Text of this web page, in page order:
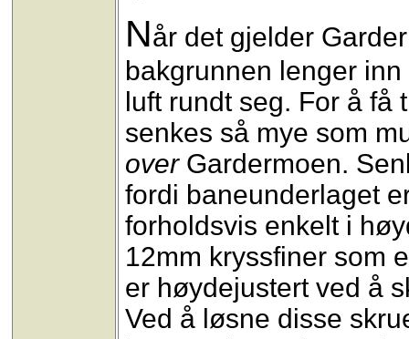
Når det gjelder
bakgrunnen lenger
luft rundt seg. For å få
senkes så mye som
overGardermoen.
fordi baneunderlaget
forholdsvis enkelt i
12mm kryssfiner som
er høydejustert ved å
Ved å løsne disse